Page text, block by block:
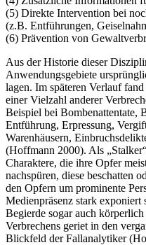
(5) Direkte Intervention bei
(z.B. Entführungen,
(6) Prävention von
Aus der Historie dieser
Anwendungsgebiete
lagen. Im späteren Verlauf
einer Vielzahl anderer
Beispiel bei Bombenattentate,
Entführung, Erpressung,
Warenhäusern,
(Hoffmann 2000). Als
Charaktere, die ihre Opfer
nachspüren, diese beschatten
den Opfern um prominente
Medienpräsenz stark
Begierde sogar auch
Verbrechens geriet in den
Blickfeld der Fallanalytiker